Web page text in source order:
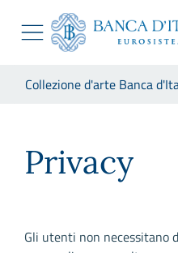
Skip to Main Content
Vai al sito istituzionale
Vai al menu di navigazione
Vai alla ricerca
Vai al footer
Collezione d'arte Banca
Privacy
Gli utenti non necessitano